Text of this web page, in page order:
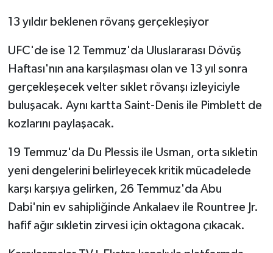
13 yıldır beklenen rövanş gerçekleşiyor
UFC'de ise 12 Temmuz'da Uluslararası Dövüş
Haftası'nın ana karşılaşması olan ve 13 yıl sonra
gerçekleşecek velter sıklet rövanşı izleyiciyle
buluşacak. Aynı kartta Saint-Denis ile Pimblett de
kozlarını paylaşacak.
19 Temmuz'da Du Plessis ile Usman, orta sıkletin
yeni dengelerini belirleyecek kritik mücadelede
karşı karşıya gelirken, 26 Temmuz'da Abu
Dabi'nin ev sahipliğinde Ankalaev ile Rountree Jr.
hafif ağır sıkletin zirvesi için oktagona çıkacak.